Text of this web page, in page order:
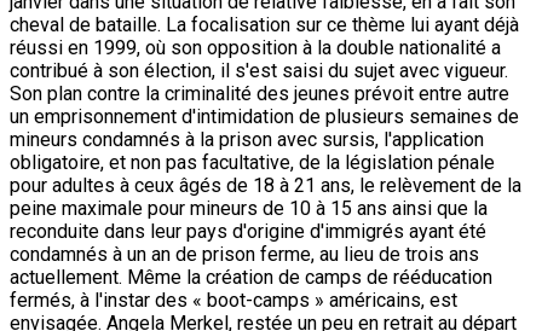
cheval de bataille. La focalisation sur ce thème lui ayant déjà
réussi en 1999, où son opposition à la double nationalité a
contribué à son élection, il s'est saisi du sujet avec vigueur.
Son plan contre la criminalité des jeunes prévoit entre autre
un emprisonnement d'intimidation de plusieurs semaines de
mineurs condamnés à la prison avec sursis, l'application
obligatoire, et non pas facultative, de la législation pénale
pour adultes à ceux âgés de 18 à 21 ans, le relèvement de la
peine maximale pour mineurs de 10 à 15 ans ainsi que la
reconduite dans leur pays d'origine d'immigrés ayant été
condamnés à un an de prison ferme, au lieu de trois ans
actuellement. Même la création de camps de rééducation
fermés, à l'instar des « boot-camps » américains, est
envisagée. Angela Merkel, restée un peu en retrait au départ